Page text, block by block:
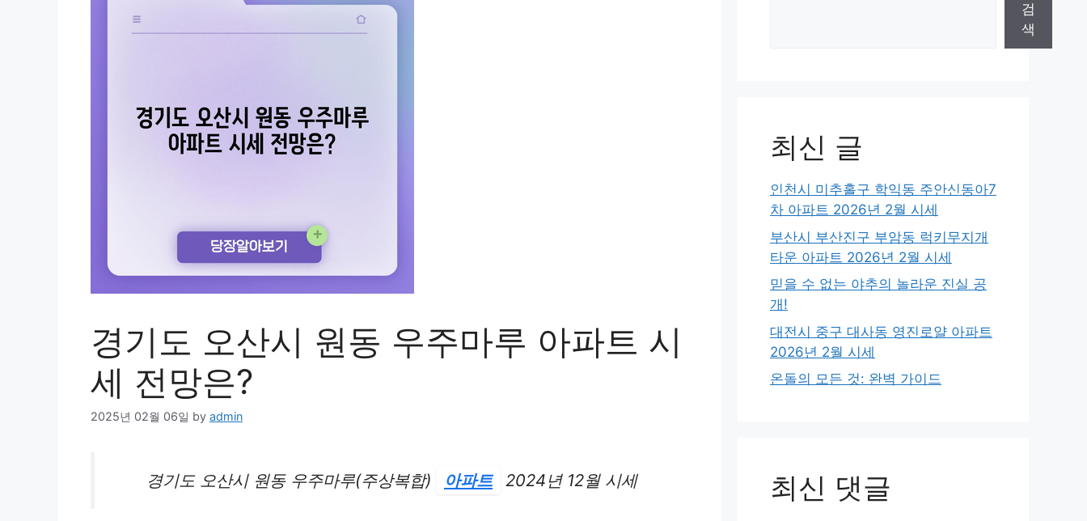
경기도 오산시 원동 우주마루 아파트 시
세 전망은?
2025년 02월 06일 by admin
경기도 오산시 원동 우주마루(주상복합) 아파트 2024년 12월 시세
검
색
최신 글
인천시 미추홀구 학익동 주안신동아7
차 아파트 2026년 2월 시세
부산시 부산진구 부암동 럭키무지개
타운 아파트 2026년 2월 시세
믿을 수 없는 야추의 놀라운 진실 공
개!
대전시 중구 대사동 영진로얄 아파트
2026년 2월 시세
온돌의 모든 것: 완벽 가이드
최신 댓글